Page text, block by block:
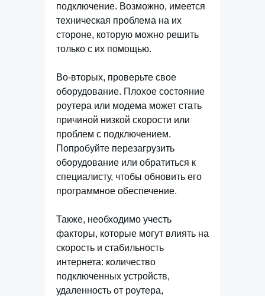
подключение. Возможно, имеется
техническая проблема на их
стороне, которую можно решить
только с их помощью.
Во-вторых, проверьте свое
оборудование. Плохое состояние
роутера или модема может стать
причиной низкой скорости или
проблем с подключением.
Попробуйте перезагрузить
оборудование или обратиться к
специалисту, чтобы обновить его
программное обеспечение.
Также, необходимо учесть
факторы, которые могут влиять на
скорость и стабильность
интернета: количество
подключенных устройств,
удаленность от роутера,